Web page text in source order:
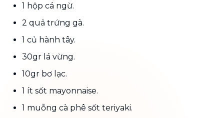
1 hộp cá ngừ.
2 quả trứng gà.
1 củ hành tây.
30gr lá vừng.
10gr bơ lạc.
1 ít sốt mayonnaise.
1 muỗng cà phê sốt teriyaki.